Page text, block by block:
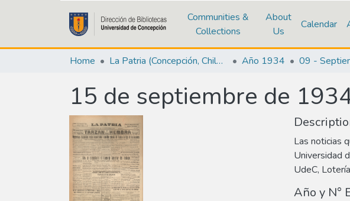
Communities &
Collections
About
Us
Calendar
Home La Patria (Concepción, Chile : 1923) Año 1934 09 -
15 de septiembre de
Las noticias
Universidad
UdeC,
Año y N°